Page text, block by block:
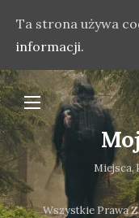
Miejsca,
Ta strona używa
informacji.